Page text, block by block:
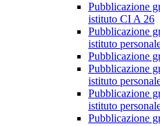
Pubblicazione
istituto CI A 26
Pubblicazione
istituto
Pubblicazione
Pubblicazione
istituto
Pubblicazione
istituto
Pubblicazione